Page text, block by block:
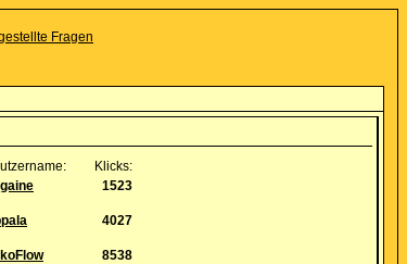
Klicks:
1523
4027
8538